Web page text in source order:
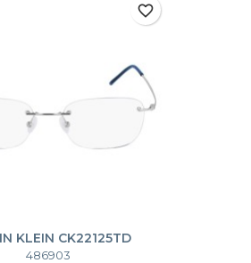
KLEIN CK22125TD
486903
favorite_border